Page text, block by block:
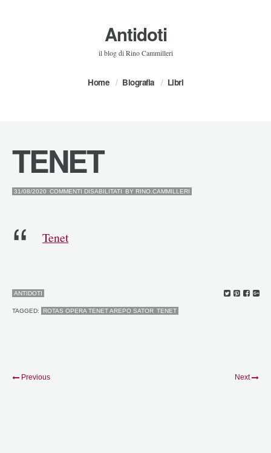
Antidoti
il blog di Rino Cammilleri
Home Biografia Libri
TENET
31/08/2020 COMMENTI DISABILITATI SU
BY RINO.CAMMILLERI
Tenet
ANTIDOTI
TAGGED: ROTAS OPERA TENET AREPO SATOR TENET
Previous Next